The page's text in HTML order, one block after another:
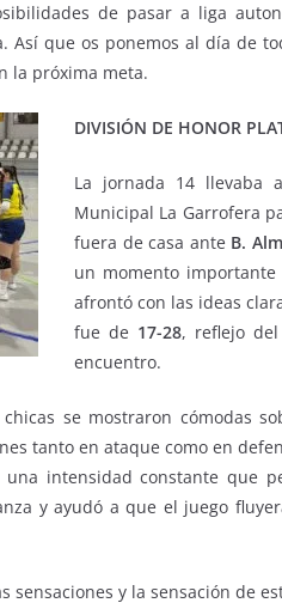
de pasar a liga
que os ponemos al día de
la próxima meta.
DIVISIÓN DE HONOR
La jornada 14 llevaba
Municipal La Garrofera
fuera de casa ante B.
un momento
afrontó con las ideas
fue de 17-28, reflejo
encuentro.
se mostraron cómodas
tanto en ataque como en
intensidad constante que
y ayudó a que el juego
sensaciones y la sensación de